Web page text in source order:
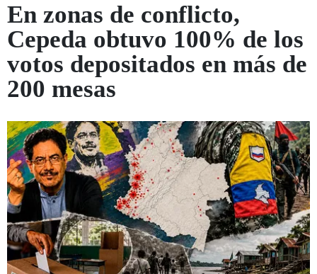
En zonas de conflicto,
Cepeda obtuvo 100% de los
votos depositados en más de
200 mesas